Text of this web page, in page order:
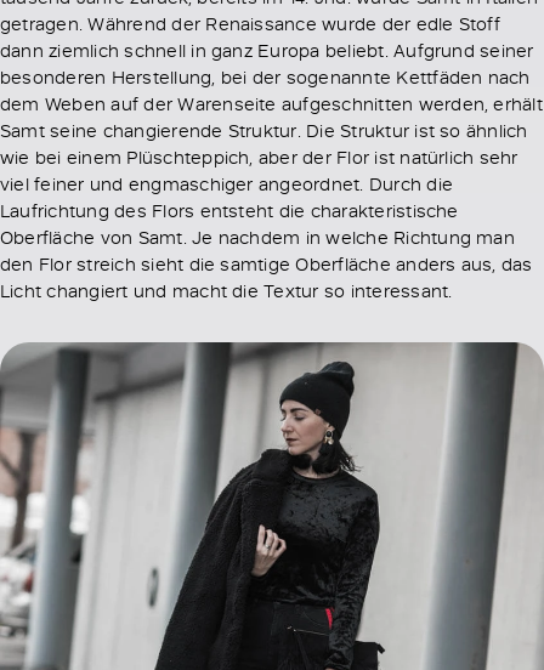
getragen. Während der Renaissance wurde der edle Stoff
dann ziemlich schnell in ganz Europa beliebt. Aufgrund seiner
besonderen Herstellung, bei der sogenannte Kettfäden nach
dem Weben auf der Warenseite aufgeschnitten werden, erhält
Samt seine changierende Struktur. Die Struktur ist so ähnlich
wie bei einem Plüschteppich, aber der Flor ist natürlich sehr
viel feiner und engmaschiger angeordnet. Durch die
Laufrichtung des Flors entsteht die charakteristische
Oberfläche von Samt. Je nachdem in welche Richtung man
den Flor streich sieht die samtige Oberfläche anders aus, das
Licht changiert und macht die Textur so interessant.